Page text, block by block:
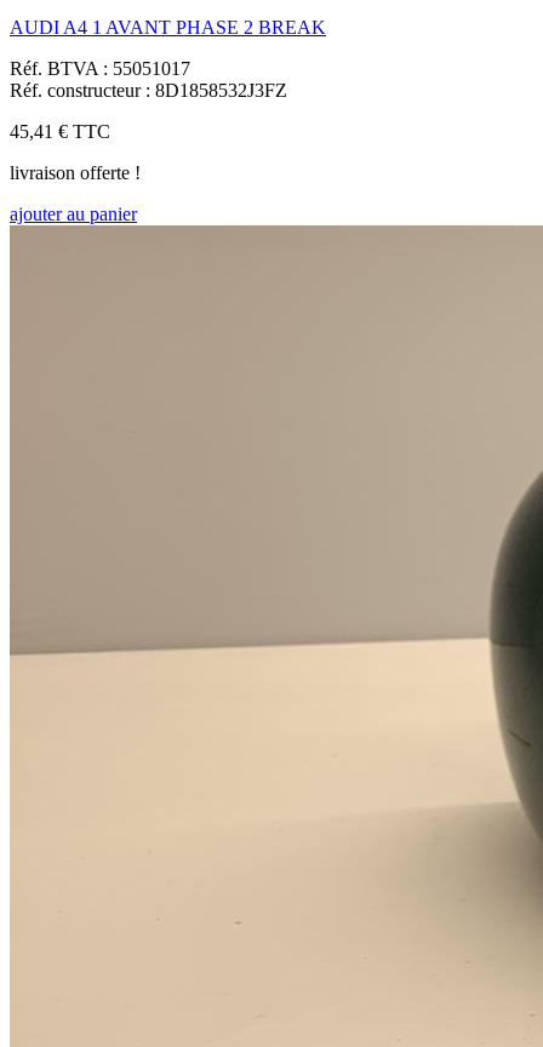
AUDI A4 1 AVANT PHASE 2 BREAK
Réf. BTVA : 55051017
Réf. constructeur : 8D1858532J3FZ
45,41 € TTC
livraison offerte !
ajouter au panier